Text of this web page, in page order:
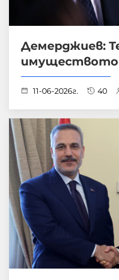
Демерджиев:
имуществото
11-06-2026г. 40